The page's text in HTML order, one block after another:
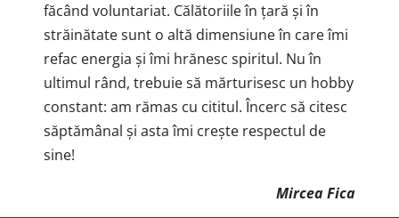
făcând voluntariat. Călătoriile în țară și în
străinătate sunt o altă dimensiune în care îmi
refac energia și îmi hrănesc spiritul. Nu în
ultimul rând, trebuie să mărturisesc un hobby
constant: am rămas cu cititul. Încerc să citesc
săptămânal și asta îmi crește respectul de
sine!
Mircea Fica